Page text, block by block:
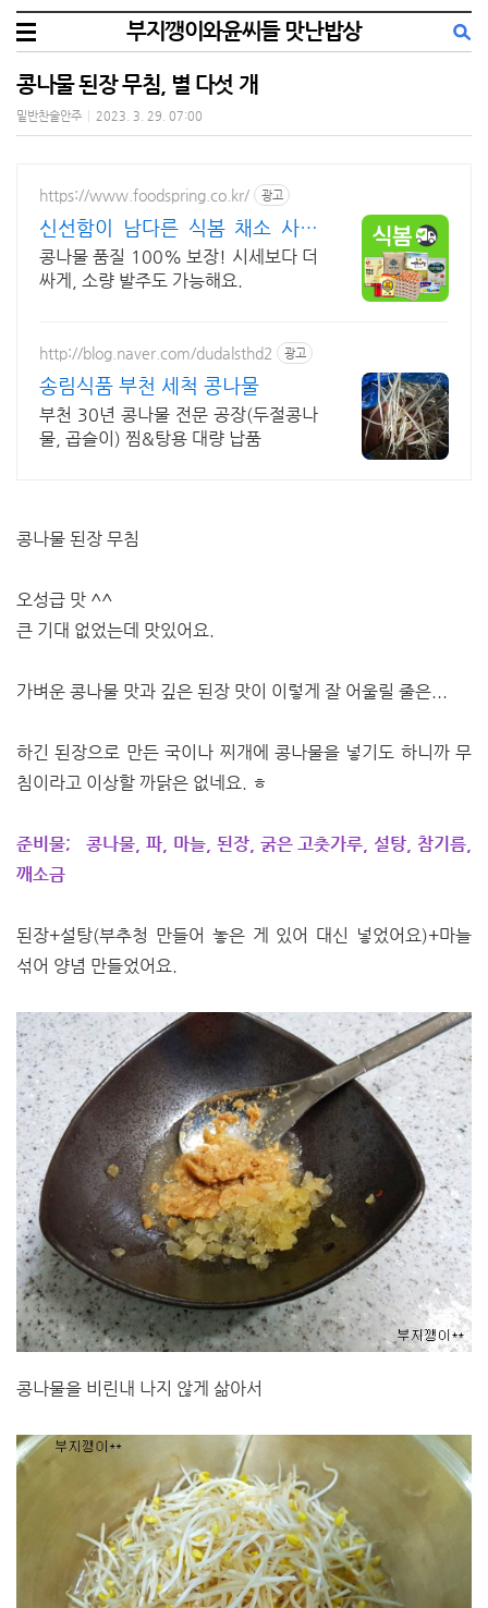
부지깽이와윤씨들 맛난밥상
콩나물 된장 무침, 별 다섯 개
밑반찬술안주 2023. 3. 29. 07:00
https://www.foodspring.co.kr/ 광고
신선함이 남다른 식봄 채소 사업
자 전용 특가
콩나물 품질 100% 보장! 시세보다 더
싸게, 소량 발주도 가능해요.
http://blog.naver.com/dudalsthd2 광고
송림식품 부천 세척 콩나물
부천 30년 콩나물 전문 공장(두절콩나
물, 곱슬이) 찜&탕용 대량 납품
콩나물 된장 무침
오성급 맛 ^^
큰 기대 없었는데 맛있어요.
가벼운 콩나물 맛과 깊은 된장 맛이 이렇게 잘 어울릴 줄은...
하긴 된장으로 만든 국이나 찌개에 콩나물을 넣기도 하니까 무
침이라고 이상할 까닭은 없네요. ㅎ
준비물; 콩나물, 파, 마늘, 된장, 굵은 고춧가루, 설탕, 참기름,
깨소금
된장+설탕(부추청 만들어 놓은 게 있어 대신 넣었어요)+마늘
섞어 양념 만들었어요.
콩나물을 비린내 나지 않게 삶아서